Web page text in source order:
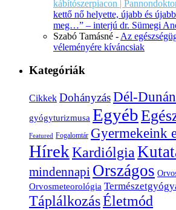
kábítószerpiacon |
kettő nő helyette, újabb és
meg…” – interjú dr. Sümegi
Szabó Tamásné - Az
véleményére kíváncsiak
Kategóriák
Cikkek DohányzásDél-
gyógyturizmusa Egyéb
Featured Fogalomtár Gyermekeink
HírekKardiólgia
mindennapi Országos
Orvosmeteorológia
TáplálkozásÉletmód